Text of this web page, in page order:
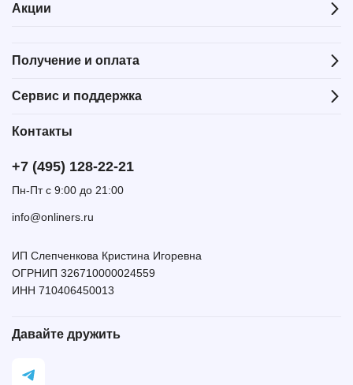
Акции
Получение и оплата
Сервис и поддержка
Контакты
+7 (495) 128-22-21
Пн-Пт с 9:00 до 21:00
info@onliners.ru
ИП Слепченкова Кристина Игоревна
ОГРНИП 326710000024559
ИНН 710406450013
Давайте дружить